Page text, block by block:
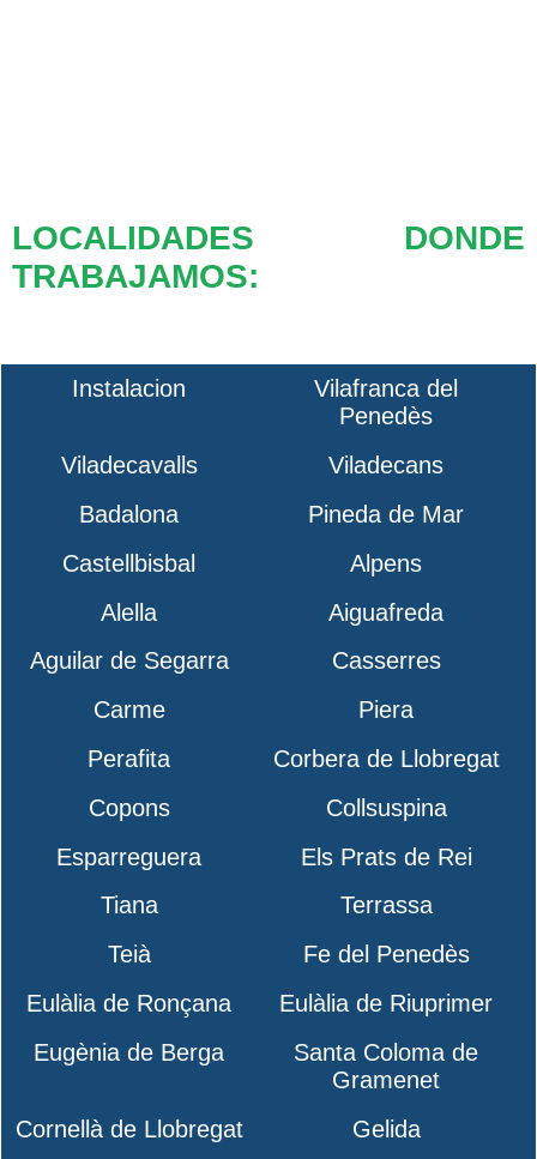
LOCALIDADES DONDE
TRABAJAMOS:
Instalacion
Vilafranca del
Penedès
Viladecavalls
Viladecans
Badalona
Pineda de Mar
Castellbisbal
Alpens
Alella
Aiguafreda
Aguilar de Segarra
Casserres
Carme
Piera
Perafita
Corbera de Llobregat
Copons
Collsuspina
Esparreguera
Els Prats de Rei
Tiana
Terrassa
Teià
Fe del Penedès
Eulàlia de Ronçana
Eulàlia de Riuprimer
Eugènia de Berga
Santa Coloma de
Gramenet
Cornellà de Llobregat
Gelida